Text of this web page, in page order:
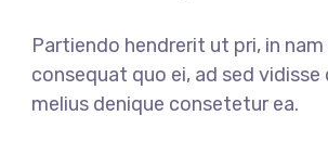
Partiendo hendrerit ut pri, in
consequat quo ei, ad sed
melius denique consetetur ea.